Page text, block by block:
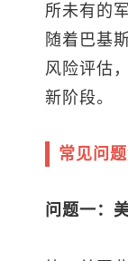
所未有的
随着巴基
风险评估
新阶段。
常见问
问题一：